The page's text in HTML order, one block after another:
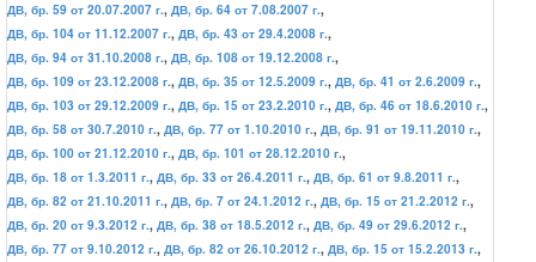
ДВ, бр. 59 от 20.07.2007 г., ДВ, бр. 64 от 7.08.2007 г.,
ДВ, бр. 104 от 11.12.2007 г., ДВ, бр. 43 от 29.4.2008 г.,
ДВ, бр. 94 от 31.10.2008 г., ДВ, бр. 108 от 19.12.2008 г.,
ДВ, бр. 109 от 23.12.2008 г., ДВ, бр. 35 от 12.5.2009 г., ДВ, бр. 41 от 2.6.2009 г.,
ДВ, бр. 103 от 29.12.2009 г., ДВ, бр. 15 от 23.2.2010 г., ДВ, бр. 46 от 18.6.2010 г.,
ДВ, бр. 58 от 30.7.2010 г., ДВ, бр. 77 от 1.10.2010 г., ДВ, бр. 91 от 19.11.2010 г.,
ДВ, бр. 100 от 21.12.2010 г., ДВ, бр. 101 от 28.12.2010 г.,
ДВ, бр. 18 от 1.3.2011 г., ДВ, бр. 33 от 26.4.2011 г., ДВ, бр. 61 от 9.8.2011 г.,
ДВ, бр. 82 от 21.10.2011 г., ДВ, бр. 7 от 24.1.2012 г., ДВ, бр. 15 от 21.2.2012 г.,
ДВ, бр. 20 от 9.3.2012 г., ДВ, бр. 38 от 18.5.2012 г., ДВ, бр. 49 от 29.6.2012 г.,
ДВ, бр. 77 от 9.10.2012 г., ДВ, бр. 82 от 26.10.2012 г., ДВ, бр. 15 от 15.2.2013 г.,